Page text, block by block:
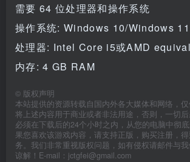
需要 64 位处理器和操作系统
操作系统: Windows 10/Windows 11
处理器: Intel Core i5或AMD
内存: 4 GB RAM
© 版权声明
本站提供的资源转载自国内外各大媒体和网络，
将上述内容用于商业或者非法用途，否则，一切
必须在下载后的24个小时之内，从您的电脑中彻
果您喜欢该游戏内容，请支持正版，购买注册，
务。我们非常重视版权问题，如有侵权请邮件与
谅解！E-mail：jctgfei@gmail.com